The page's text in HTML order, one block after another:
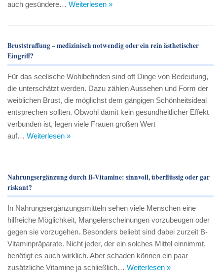
auch gesündere… Weiterlesen »
Bruststraffung – medizinisch notwendig oder ein rein ästhetischer
Eingriff?
Für das seelische Wohlbefinden sind oft Dinge von Bedeutung,
die unterschätzt werden. Dazu zählen Aussehen und Form der
weiblichen Brust, die möglichst dem gängigen Schönheitsideal
entsprechen sollten. Obwohl damit kein gesundheitlicher Effekt
verbunden ist, legen viele Frauen großen Wert
auf… Weiterlesen »
Nahrungsergänzung durch B-Vitamine: sinnvoll, überflüssig oder gar
riskant?
In Nahrungsergänzungsmitteln sehen viele Menschen eine
hilfreiche Möglichkeit, Mangelerscheinungen vorzubeugen oder
gegen sie vorzugehen. Besonders beliebt sind dabei zurzeit B-
Vitaminpräparate. Nicht jeder, der ein solches Mittel einnimmt,
benötigt es auch wirklich. Aber schaden können ein paar
zusätzliche Vitamine ja schließlich… Weiterlesen »